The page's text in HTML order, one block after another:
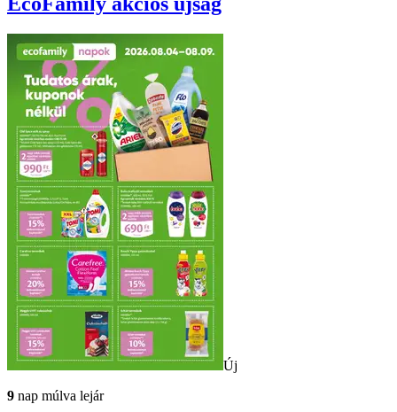
Új
9 nap múlva lejár